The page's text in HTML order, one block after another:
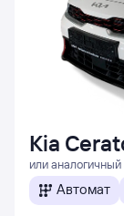
Kia
или
Автомат